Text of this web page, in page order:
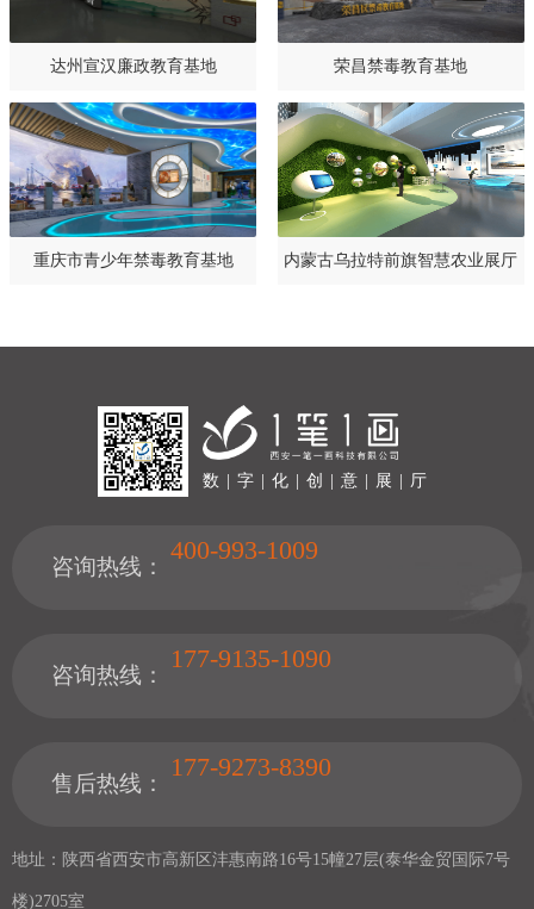
达州宣汉廉政教育基地 荣昌禁毒教育基地
重庆市青少年禁毒教育基地 内蒙古乌拉特前旗智慧农业展厅
数 | 字 | 化 | 创 | 意 | 展 | 厅
咨询热线：
400-993-1009
咨询热线：
177-9135-1090
售后热线：
177-9273-8390
地址：陕西省西安市高新区沣惠南路16号15幢27层(泰华金贸国际7号
楼)2705室